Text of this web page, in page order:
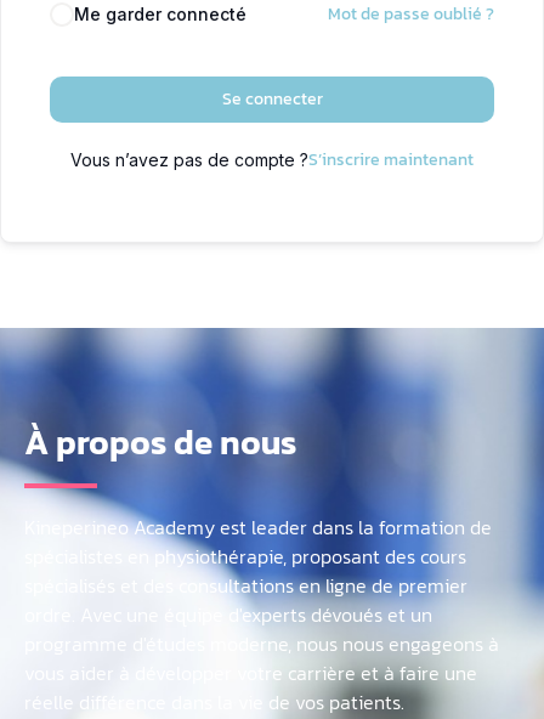
Me garder connecté Mot de passe oublié ?
Se connecter
Vous n’avez pas de compte ?S’inscrire maintenant
À propos de nous
Kineperineo Academy est leader dans la formation de
spécialistes en physiothérapie, proposant des cours
spécialisés et des consultations en ligne de premier
ordre. Avec une équipe d'experts dévoués et un
programme d'études moderne, nous nous engageons à
vous aider à développer votre carrière et à faire une
réelle différence dans la vie de vos patients.